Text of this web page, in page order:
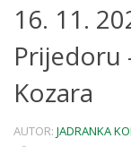
16. 11.
Prijedoru
Kozara
AUTOR: JADRANKA